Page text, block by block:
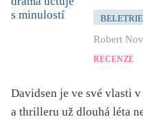
Robert
RECENZE
Davidsen je ve své vlasti
a thrilleru už dlouhá léta